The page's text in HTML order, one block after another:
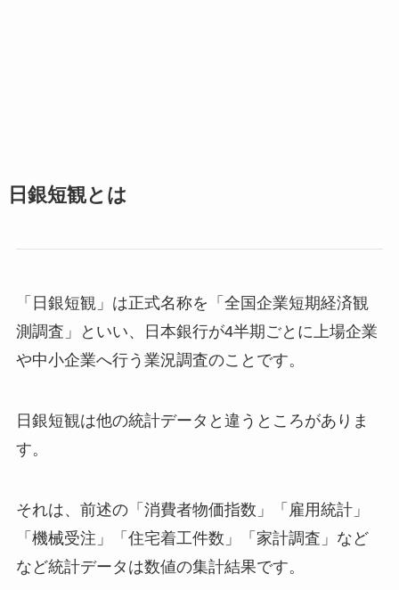
日銀短観とは
「日銀短観」は正式名称を「全国企業短期経済観
測調査」といい、日本銀行が4半期ごとに上場企業
や中小企業へ行う業況調査のことです。
日銀短観は他の統計データと違うところがありま
す。
それは、前述の「消費者物価指数」「雇用統計」
「機械受注」「住宅着工件数」「家計調査」など
など統計データは数値の集計結果です。